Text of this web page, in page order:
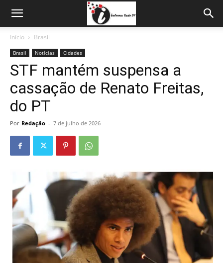
Início Brasil
Brasil Notícias Cidades
STF mantém suspensa a
cassação de Renato Freitas,
do PT
Por Redação - 7 de julho de 2026